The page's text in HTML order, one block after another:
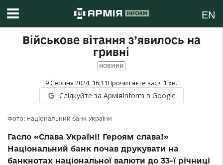
EN
Військове вітання з’явилось на
гривні
НОВИНИ
9 Серпня 2024, 16:11Прочитаєте за: < 1 хв.
Слідкуйте за АрміяInform в Google
Фото: Національний банк України
Гасло «Слава Україні! Героям слава!»
Національний банк почав друкувати на
банкнотах національної валюти до 33-ї річниці